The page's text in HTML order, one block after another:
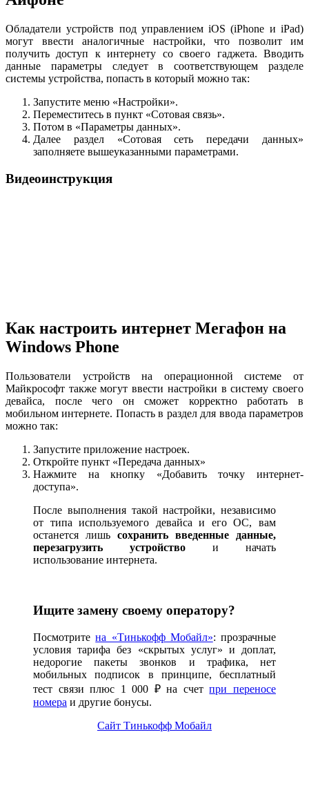
Обладатели устройств под управлением iOS (iPhone и iPad)
могут ввести аналогичные настройки, что позволит им
получить доступ к интернету со своего гаджета. Вводить
данные параметры следует в соответствующем разделе
системы устройства, попасть в который можно так:
Запустите меню «Настройки».
Переместитесь в пункт «Сотовая связь».
Потом в «Параметры данных».
Далее раздел «Сотовая сеть передачи данных»
заполняете вышеуказанными параметрами.
Видеоинструкция
Как настроить интернет Мегафон на
Windows Phone
Пользователи устройств на операционной системе от
Майкрософт также могут ввести настройки в систему своего
девайса, после чего он сможет корректно работать в
мобильном интернете. Попасть в раздел для ввода параметров
можно так:
Запустите приложение настроек.
Откройте пункт «Передача данных»
Нажмите на кнопку «Добавить точку интернет-
доступа».
После выполнения такой настройки, независимо
от типа используемого девайса и его ОС, вам
останется лишь сохранить введенные данные,
перезагрузить устройство и начать
использование интернета.
Ищите замену своему оператору?
Посмотритена «Тинькофф Мобайл»: прозрачные
условия тарифа без «скрытых услуг» и доплат,
недорогие пакеты звонков и трафика, нет
мобильных подписок в принципе, бесплатный
тест связи плюс 1 000 ₽ на счетпри переносе
номера и другие бонусы.
Сайт Тинькофф Мобайл